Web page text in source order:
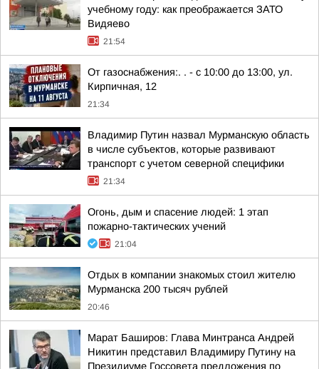
учебному году: как преображается ЗАТО
Видяево
21:54
От газоснабжения:. . - с 10:00 до 13:00, ул.
Кирпичная, 12
21:34
Владимир Путин назвал Мурманскую область
в числе субъектов, которые развивают
транспорт с учетом северной специфики
21:34
Огонь, дым и спасение людей: 1 этап
пожарно-тактических учений
21:04
Отдых в компании знакомых стоил жителю
Мурманска 200 тысяч рублей
20:46
Марат Баширов: Глава Минтранса Андрей
Никитин представил Владимиру Путину на
Президиуме Госсовета предложения по